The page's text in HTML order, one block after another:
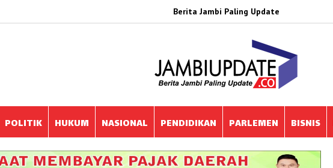
Berita Jambi Paling Update
POLITIK HUKUM NASIONAL PENDIDIKAN PARLEMEN BISNIS